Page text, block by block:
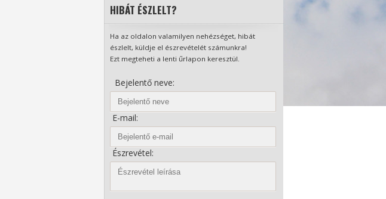
HIBÁT ÉSZLELT?
Ha az oldalon valamilyen nehézséget, hibát
észlelt, küldje el észrevételét számunkra!
Ezt megteheti a lenti űrlapon keresztül.
Bejelentő neve:
E-mail:
Észrevétel: